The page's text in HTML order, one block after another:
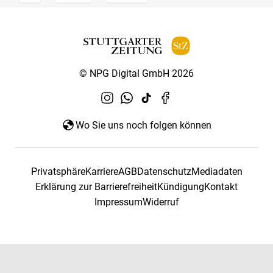
© NPG Digital GmbH 2026
Wo Sie uns noch folgen können
PrivatsphäreKarriereAGBDatenschutzMediadaten
Erklärung zur BarrierefreiheitKündigungKontakt
ImpressumWiderruf